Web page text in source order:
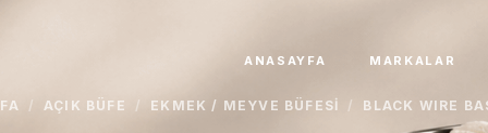
ANASAYFA MARKALAR
/ AÇIK BÜFE / EKMEK / MEYVE BÜFESI / BLACK WIRE